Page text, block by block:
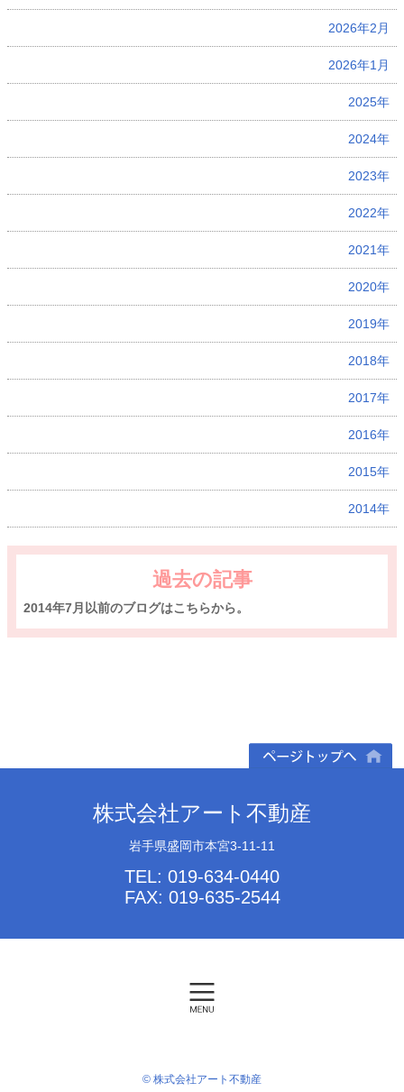
2026年2月
2026年1月
2025年
2024年
2023年
2022年
2021年
2020年
2019年
2018年
2017年
2016年
2015年
2014年
過去の記事
2014年7月以前のブログはこちらから。
株式会社アート不動産
岩手県盛岡市本宮3-11-11
TEL: 019-634-0440
FAX: 019-635-2544
© 株式会社アート不動産